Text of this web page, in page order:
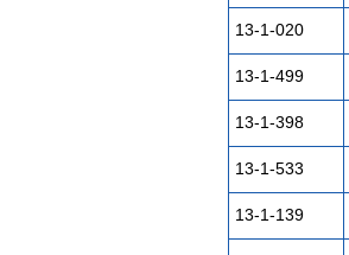
13-1-020
13-1-499
13-1-398
13-1-533
13-1-139